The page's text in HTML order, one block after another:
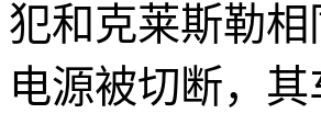
犯和克莱斯勒
电源被切断，